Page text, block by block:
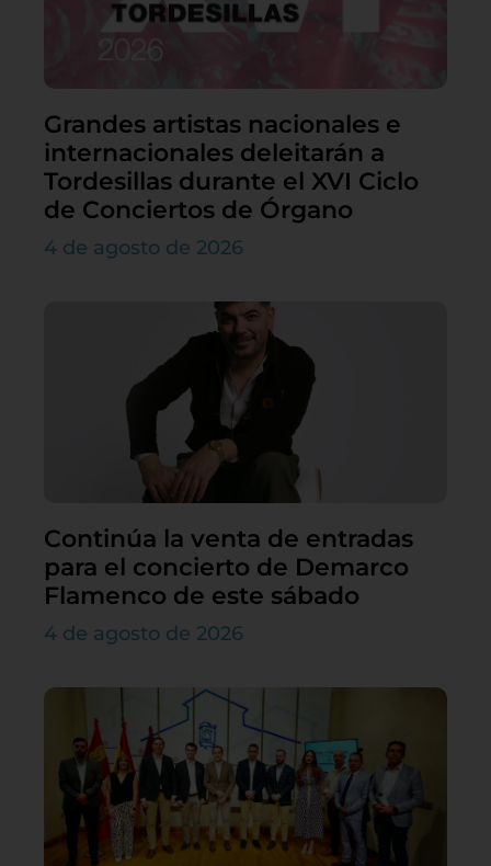
Grandes artistas nacionales e
internacionales deleitarán a
Tordesillas durante el XVI Ciclo
de Conciertos de Órgano
4 de agosto de 2026
Continúa la venta de entradas
para el concierto de Demarco
Flamenco de este sábado
4 de agosto de 2026